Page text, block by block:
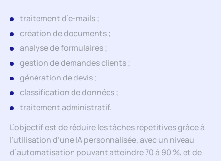
traitement d’e-mails ;
création de documents ;
analyse de formulaires ;
gestion de demandes clients ;
génération de devis ;
classification de données ;
traitement administratif.
L’objectif est de réduire les tâches répétitives grâce à
l’utilisation d’une IA personnalisée, avec un niveau
d’automatisation pouvant atteindre 70 à 90 %, et de